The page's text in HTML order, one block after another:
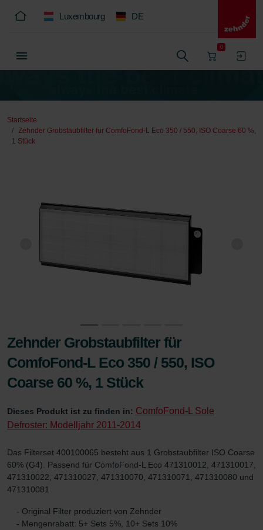
Luxembourg DE
0
Startseite
Zehnder Grobstaubfilter für ComfoFond-L Eco 350 / 550, ISO Coarse 60 %,
1 Stück
Zehnder Grobstaubfilter für
ComfoFond-L Eco 350 / 550, ISO
Coarse 60 %, 1 Stück
Dieses Produkt ist zu finden in: ComfoFond-L Sole
Defroster: Modelljahr 2011-2014
Das Filterset 400100065 besteht aus 1 Grobstaubfilter ISO Coarse
60% (G4). Passend für ComfoFond-L Eco 471310012, 471310017,
471310022, 471310027, 471310070, 471310071, 471310080 und
471310081
- Original Filter produziert von Zehnder
- Mengenrabatt: 5+ Sets 5%, 10+ Sets 10%